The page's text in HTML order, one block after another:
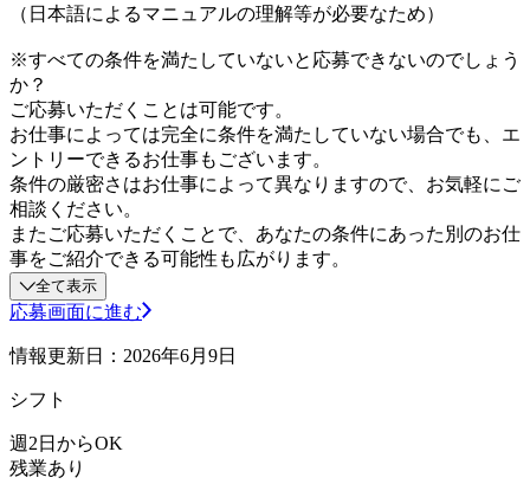
（日本語によるマニュアルの理解等が必要なため）
※すべての条件を満たしていないと応募できないのでしょう
か？
ご応募いただくことは可能です。
お仕事によっては完全に条件を満たしていない場合でも、エ
ントリーできるお仕事もございます。
条件の厳密さはお仕事によって異なりますので、お気軽にご
相談ください。
またご応募いただくことで、あなたの条件にあった別のお仕
事をご紹介できる可能性も広がります。
全て表示
応募画面に進む
情報更新日：2026年6月9日
シフト
週2日からOK
残業あり